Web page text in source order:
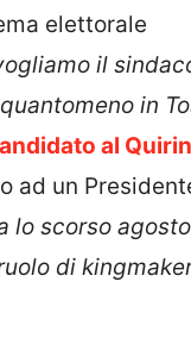
elettorale
il
in
al
ad un
lo scorso
di